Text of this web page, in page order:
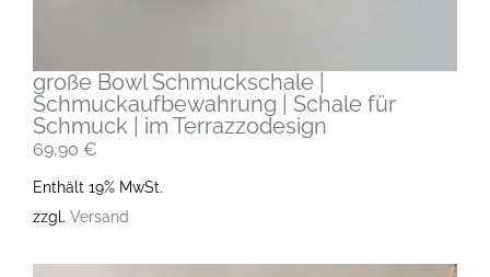
große Bowl Schmuckschale |
Schmuckaufbewahrung | Schale für
Schmuck | im Terrazzodesign
69,90 €
Enthält 19% MwSt.
zzgl. Versand